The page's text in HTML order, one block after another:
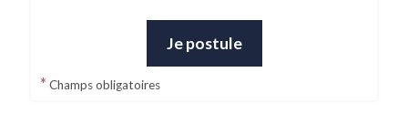
Je postule
* Champs obligatoires